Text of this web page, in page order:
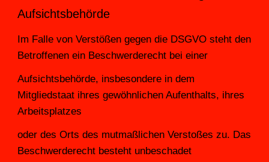
Aufsichtsbehörde
Im Falle von Verstößen gegen die DSGVO steht den
Betroffenen ein Beschwerderecht bei einer
Aufsichtsbehörde, insbesondere in dem
Mitgliedstaat ihres gewöhnlichen Aufenthalts, ihres
Arbeitsplatzes
oder des Orts des mutmaßlichen Verstoßes zu. Das
Beschwerderecht besteht unbeschadet